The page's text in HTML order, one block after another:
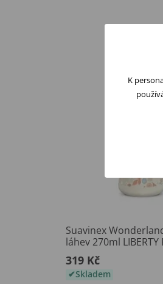
Suavinex
láhev 270ml LIBERTY
319 Kč
Skladem
K